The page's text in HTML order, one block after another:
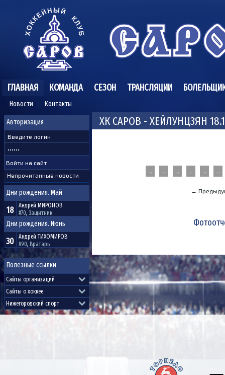
ГЛАВНАЯ
Новости Контакты
КОМАНДА СЕЗОН ТРАНСЛЯЦИИ
Авторизация
Непрочитанные новости
Дни рождения. Май
18 Андрей МИРОНОВ
#70, Защитник
Дни рождения. Июнь
30 Андрей ТИХОМИРОВ
#90, Вратарь
Полезные ссылки
ХК САРОВ - ХЕЙЛУНЦЗЯН
→ → → → → →
←